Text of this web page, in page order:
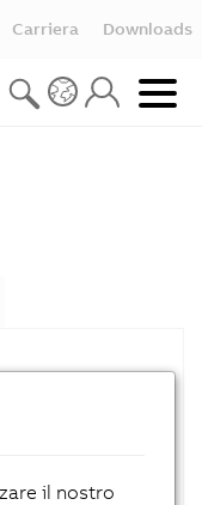
Carriera Downloads
il nostro